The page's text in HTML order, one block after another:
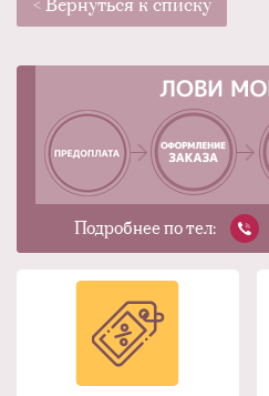
< Вернуться к списку
Подробнее по тел: